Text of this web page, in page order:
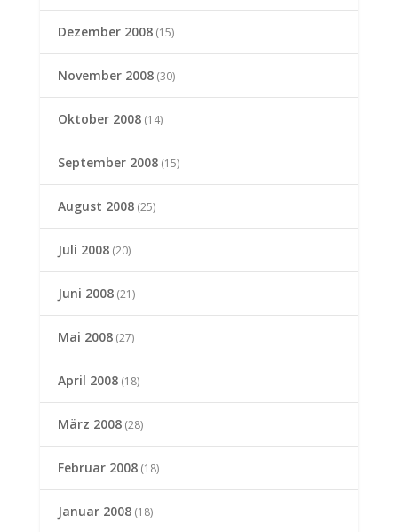
Dezember 2008(15)
November 2008(30)
Oktober 2008(14)
September 2008(15)
August 2008(25)
Juli 2008(20)
Juni 2008(21)
Mai 2008(27)
April 2008(18)
März 2008(28)
Februar 2008(18)
Januar 2008(18)